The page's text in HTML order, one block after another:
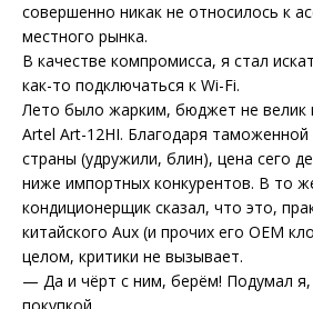
совершенно никак не относилось к
местного рынка.
В качестве компромисса, я стал
как-то подключаться к Wi-Fi.
Лето было жарким, бюджет не велик
Artel Art-12HI. Благодаря
страны (удружили, блин), цена сего
ниже импортных конкурентов. В то
кондиционерщик сказал, что это,
китайского Aux (и прочих его OEM
целом, критики не вызывает.
— Да и чёрт с ним, берём! Подумал я,